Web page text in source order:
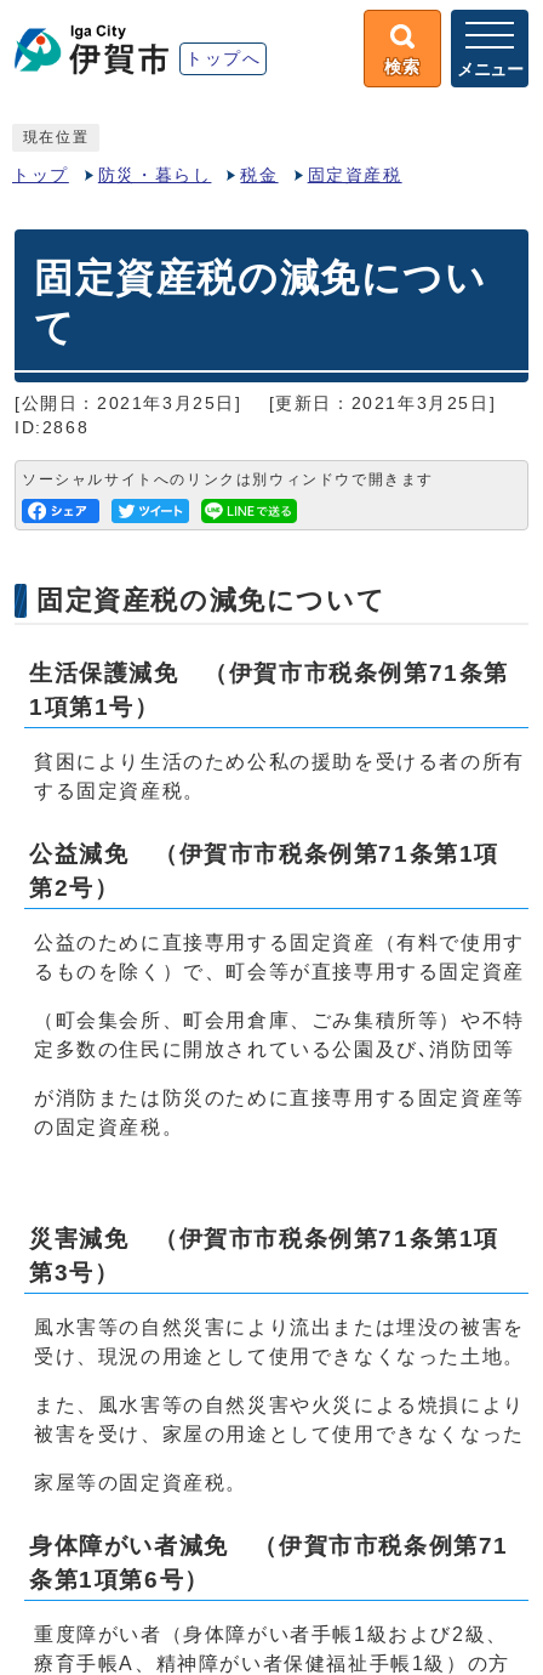
トップへ 検索 メニュー
現在位置
トップ 防災・暮らし 税金 固定資産税
固定資産税の減免につい
て
[公開日：2021年3月25日]
[更新日：2021年3月25日]
ID:2868
ソーシャルサイトへのリンクは別ウィンドウで開きます
固定資産税の減免について
生活保護減免 （伊賀市市税条例第71条第
1項第1号）
貧困により生活のため公私の援助を受ける者の所有
する固定資産税。
公益減免 （伊賀市市税条例第71条第1項
第2号）
公益のために直接専用する固定資産（有料で使用す
るものを除く）で、町会等が直接専用する固定資産
（町会集会所、町会用倉庫、ごみ集積所等）や不特
定多数の住民に開放されている公園及び､消防団等
が消防または防災のために直接専用する固定資産等
の固定資産税。
災害減免 （伊賀市市税条例第71条第1項
第3号）
風水害等の自然災害により流出または埋没の被害を
受け、現況の用途として使用できなくなった土地。
また、風水害等の自然災害や火災による焼損により
被害を受け、家屋の用途として使用できなくなった
家屋等の固定資産税。
身体障がい者減免 （伊賀市市税条例第71
条第1項第6号）
重度障がい者（身体障がい者手帳1級および2級、
療育手帳A、精神障がい者保健福祉手帳1級）の方